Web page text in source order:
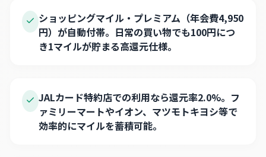
ショッピングマイル・プレミアム（年会費4,950
円）が自動付帯。日常の買い物でも100円につ
き1マイルが貯まる高還元仕様。
JALカード特約店での利用なら還元率2.0%。フ
ァミリーマートやイオン、マツモトキヨシ等で
効率的にマイルを蓄積可能。